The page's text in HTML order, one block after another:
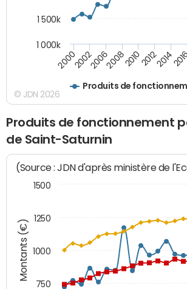
Produits de
2000200220062008201020122014
1 000k
1 500k
© JDN 2026
Produits de fonctionnement
de Saint-Saturnin
Montants (€)
(Source : JDN d'après ministère de
750
1000
1250
1500